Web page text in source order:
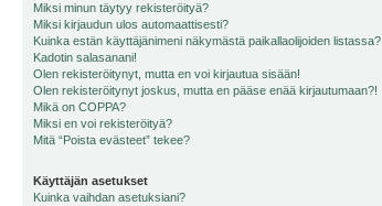
Miksi minun täytyy rekisteröityä?
Miksi kirjaudun ulos automaattisesti?
Kuinka estän käyttäjänimeni näkymästä paikallaolijoiden listassa?
Kadotin salasanani!
Olen rekisteröitynyt, mutta en voi kirjautua sisään!
Olen rekisteröitynyt joskus, mutta en pääse enää kirjautumaan?!
Mikä on COPPA?
Miksi en voi rekisteröityä?
Mitä “Poista evästeet” tekee?
Käyttäjän asetukset
Kuinka vaihdan asetuksiani?